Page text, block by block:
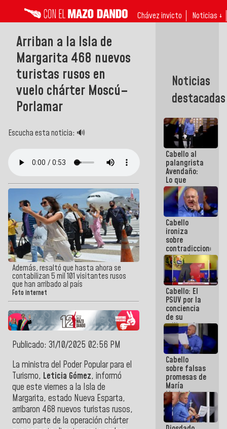
Chávez invicto Noticias ↓
Arriban a la Isla de
Margarita 468 nuevos
turistas rusos en
vuelo chárter Moscú–
Porlamar
Escucha esta noticia: 🔊
Además, resaltó que hasta ahora se
contabilizan 5 mil 101 visitantes rusos
que han arribado al país
Foto internet
Publicado: 31/10/2025 02:56 PM
La ministra del Poder Popular para el
Turismo, Leticia Gómez, informó
que este viernes a la Isla de
Margarita, estado Nueva Esparta,
arribaron 468 nuevos turistas rusos,
como parte de la operación chárter
Noticias
destacadas
Cabello al
palangrista
Avendaño:
Lo que
vayas a
escribir
hazlo hoy
por que no
sabemos si
la semana
que viene
hay
programa
Cabello
ironiza
sobre
contradicciones
y mentiras
de María
Machado:
¡Créanle!
Cabello: El
PSUV por la
conciencia
de su
militancia
es la
organización
política más
sólida de
Venezuela
Cabello
sobre falsas
promesas de
María
Machado:
¿Quién le
puede creer?
¿Y la gente